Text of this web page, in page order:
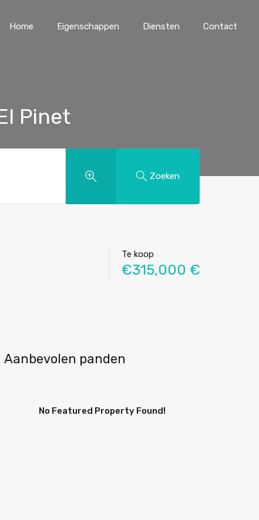
Home Eigenschappen Diensten Contact
Pinet
Zoeken
Te koop
€315,000 €
Aanbevolen panden
No Featured Property Found!